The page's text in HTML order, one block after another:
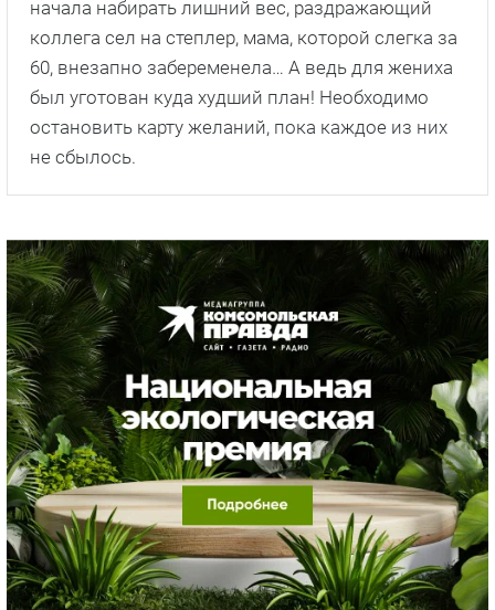
начала набирать лишний вес, раздражающий
коллега сел на степлер, мама, которой слегка за
60, внезапно забеременела… А ведь для жениха
был уготован куда худший план! Необходимо
остановить карту желаний, пока каждое из них
не сбылось.